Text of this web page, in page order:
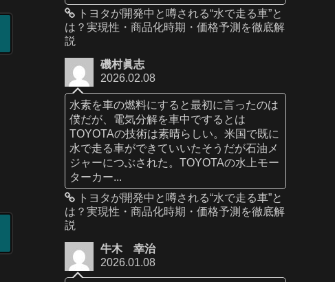
トヨタが開発中と噂される“水で走る車”と
は？実現性・商品化時期・価格予測を徹底解
説
磯村眞志
2026.02.08
水素を車の燃料にすると最初に言ったのは
僕だが、電気分解を車中でするとは
TOYOTAの技術は素晴らしい。米国で既に
水で走る車ができていいたそうだが石油メ
ジャーにつぶされた。TOYOTAの水上モー
ターカー...
トヨタが開発中と噂される“水で走る車”と
は？実現性・商品化時期・価格予測を徹底解
説
牛木 幸治
2026.01.08